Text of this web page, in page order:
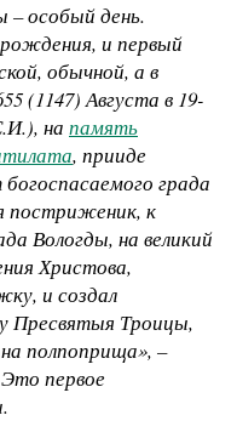
– особый день.
и первый
обычной, а в
(1147) Августа в 19-
на память
, прииде
града
постриженик, к
Вологды, на великий
Христова,
и создал
Пресвятыя Троицы,
полпоприща», –
первое